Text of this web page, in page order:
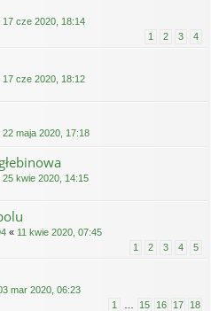
17 cze 2020, 18:14
1 2 3 4
17 cze 2020, 18:12
22 maja 2020, 17:18
25 kwie 2020, 14:15
« 11 kwie 2020, 07:45
1 2 3 4 5
mar 2020, 06:23
1 15 16 17 18